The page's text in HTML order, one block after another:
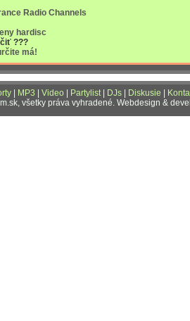
Radio Channels
hardisc
???
má!
MP3 Video Partylist| DJs Diskusie
všetky práva vyhradené. Webdesign &